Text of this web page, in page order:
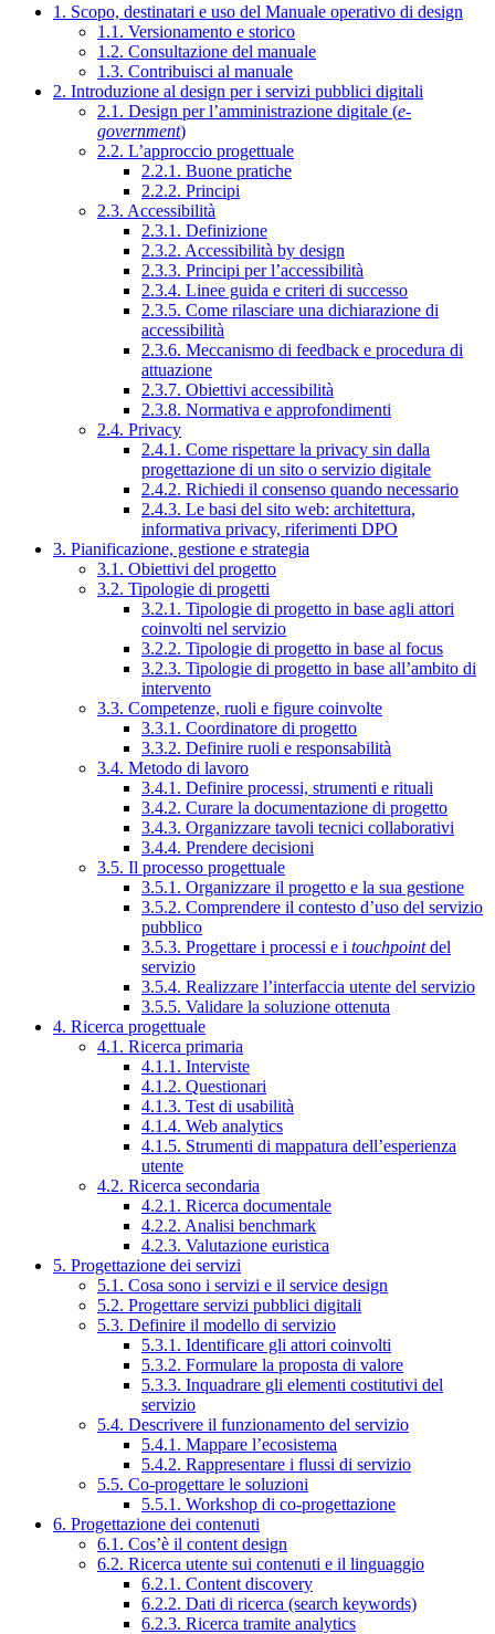
1. Scopo, destinatari e uso del Manuale operativo di design
1.1. Versionamento e storico
1.2. Consultazione del manuale
1.3. Contribuisci al manuale
2. Introduzione al design per i servizi pubblici digitali
2.1. Design per l’amministrazione digitale (e-
government)
2.2. L’approccio progettuale
2.2.1. Buone pratiche
2.2.2. Principi
2.3. Accessibilità
2.3.1. Definizione
2.3.2. Accessibilità by design
2.3.3. Principi per l’accessibilità
2.3.4. Linee guida e criteri di successo
2.3.5. Come rilasciare una dichiarazione di
accessibilità
2.3.6. Meccanismo di feedback e procedura di
attuazione
2.3.7. Obiettivi accessibilità
2.3.8. Normativa e approfondimenti
2.4. Privacy
2.4.1. Come rispettare la privacy sin dalla
progettazione di un sito o servizio digitale
2.4.2. Richiedi il consenso quando necessario
2.4.3. Le basi del sito web: architettura,
informativa privacy, riferimenti DPO
3. Pianificazione, gestione e strategia
3.1. Obiettivi del progetto
3.2. Tipologie di progetti
3.2.1. Tipologie di progetto in base agli attori
coinvolti nel servizio
3.2.2. Tipologie di progetto in base al focus
3.2.3. Tipologie di progetto in base all’ambito di
intervento
3.3. Competenze, ruoli e figure coinvolte
3.3.1. Coordinatore di progetto
3.3.2. Definire ruoli e responsabilità
3.4. Metodo di lavoro
3.4.1. Definire processi, strumenti e rituali
3.4.2. Curare la documentazione di progetto
3.4.3. Organizzare tavoli tecnici collaborativi
3.4.4. Prendere decisioni
3.5. Il processo progettuale
3.5.1. Organizzare il progetto e la sua gestione
3.5.2. Comprendere il contesto d’uso del servizio
pubblico
3.5.3. Progettare i processi e i touchpointdel
servizio
3.5.4. Realizzare l’interfaccia utente del servizio
3.5.5. Validare la soluzione ottenuta
4. Ricerca progettuale
4.1. Ricerca primaria
4.1.1. Interviste
4.1.2. Questionari
4.1.3. Test di usabilità
4.1.4. Web analytics
4.1.5. Strumenti di mappatura dell’esperienza
utente
4.2. Ricerca secondaria
4.2.1. Ricerca documentale
4.2.2. Analisi benchmark
4.2.3. Valutazione euristica
5. Progettazione dei servizi
5.1. Cosa sono i servizi e il service design
5.2. Progettare servizi pubblici digitali
5.3. Definire il modello di servizio
5.3.1. Identificare gli attori coinvolti
5.3.2. Formulare la proposta di valore
5.3.3. Inquadrare gli elementi costitutivi del
servizio
5.4. Descrivere il funzionamento del servizio
5.4.1. Mappare l’ecosistema
5.4.2. Rappresentare i flussi di servizio
5.5. Co-progettare le soluzioni
5.5.1. Workshop di co-progettazione
6. Progettazione dei contenuti
6.1. Cos’è il content design
6.2. Ricerca utente sui contenuti e il linguaggio
6.2.1. Content discovery
6.2.2. Dati di ricerca (search keywords)
6.2.3. Ricerca tramite analytics